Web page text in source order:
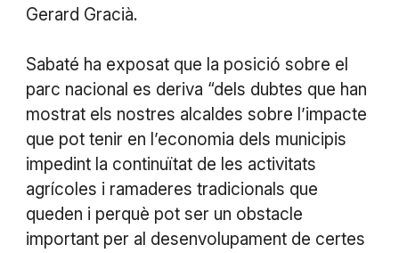
Gerard Gracià.
Sabaté ha exposat que la posició sobre el
parc nacional es deriva “dels dubtes que han
mostrat els nostres alcaldes sobre l’impacte
que pot tenir en l’economia dels municipis
impedint la continuïtat de les activitats
agrícoles i ramaderes tradicionals que
queden i perquè pot ser un obstacle
important per al desenvolupament de certes